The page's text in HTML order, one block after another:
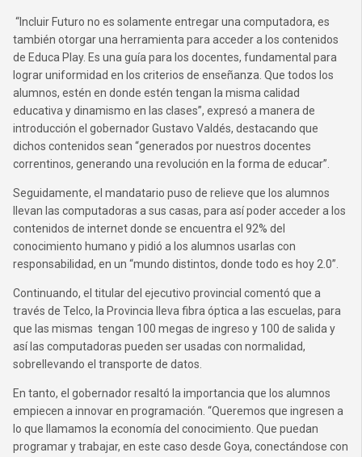
“Incluir Futuro no es solamente entregar una computadora, es
también otorgar una herramienta para acceder a los contenidos
de Educa Play. Es una guía para los docentes, fundamental para
lograr uniformidad en los criterios de enseñanza. Que todos los
alumnos, estén en donde estén tengan la misma calidad
educativa y dinamismo en las clases”, expresó a manera de
introducción el gobernador Gustavo Valdés, destacando que
dichos contenidos sean “generados por nuestros docentes
correntinos, generando una revolución en la forma de educar”.
Seguidamente, el mandatario puso de relieve que los alumnos
llevan las computadoras a sus casas, para así poder acceder a los
contenidos de internet donde se encuentra el 92% del
conocimiento humano y pidió a los alumnos usarlas con
responsabilidad, en un “mundo distintos, donde todo es hoy 2.0”.
Continuando, el titular del ejecutivo provincial comentó que a
través de Telco, la Provincia lleva fibra óptica a las escuelas, para
que las mismas tengan 100 megas de ingreso y 100 de salida y
así las computadoras pueden ser usadas con normalidad,
sobrellevando el transporte de datos.
En tanto, el gobernador resaltó la importancia que los alumnos
empiecen a innovar en programación. “Queremos que ingresen a
lo que llamamos la economía del conocimiento. Que puedan
programar y trabajar, en este caso desde Goya, conectándose con